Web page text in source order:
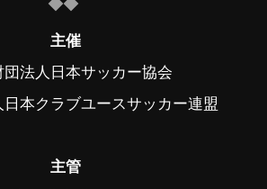
主催
団法人日本サッカー協会
本クラブユースサッカー連盟
主管